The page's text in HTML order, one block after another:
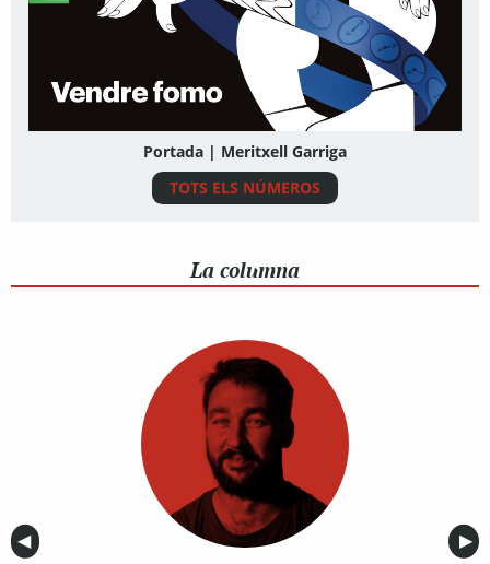
Portada | Meritxell Garriga
TOTS ELS NÚMEROS
La columna
Anterior
◀︎ ▶︎